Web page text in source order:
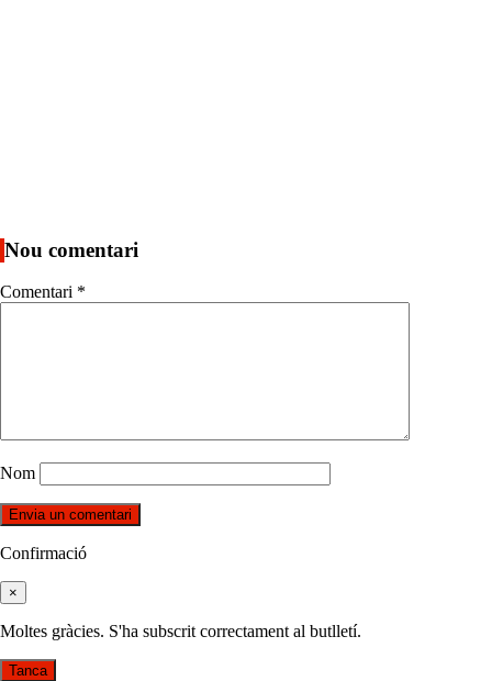
Nou comentari
Comentari *
Nom
Confirmació
×
Moltes gràcies. S'ha subscrit correctament al butlletí.
Tanca